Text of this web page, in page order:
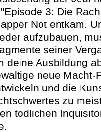
3: Die
Not entkam.
aufzubauen,
seiner
deine Ausbildung
neue Macht-
und die
zu
tödlichen